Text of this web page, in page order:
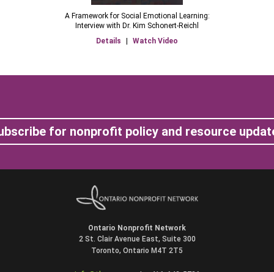
A Framework for Social Emotional Learning:
Interview with Dr. Kim Schonert-Reichl
Details
| Watch Video
for nonprofit policy and resource
Ontario Nonprofit Network
2 St. Clair Avenue East, Suite 300
Toronto, Ontario M4T 2T5